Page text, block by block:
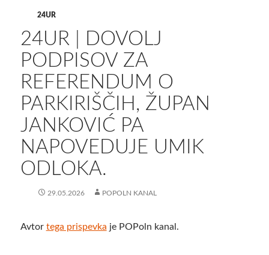
24UR
24UR | DOVOLJ
PODPISOV ZA
REFERENDUM O
PARKIRIŠČIH, ŽUPAN
JANKOVIĆ PA
NAPOVEDUJE UMIK
ODLOKA.
29.05.2026 POPOLN KANAL
Avtor tega prispevka je POPoln kanal.